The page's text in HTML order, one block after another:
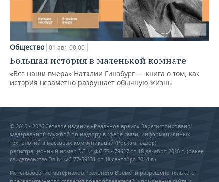
Общество 01 авг, 00:00
Большая история в маленькой комнате
«Все наши вчера» Наталии Гинзбург — книга о том, как
история незаметно разрушает обычную жизнь
© 2015 - 2026 Сетевое издание «Реальное время» Зарегистрировано
Федеральной службой по надзору в сфере связи, информационных
технологий и массовых коммуникаций (Роскомнадзор) –
регистрационный номер ЭЛ № ФС 77 - 79627 от 18 декабря 2020 г. (ранее
свидетельство Эл № ФС 77-59331 от 18 сентября 2014 г.)
Использование материалов Реального Времени разрешено только с